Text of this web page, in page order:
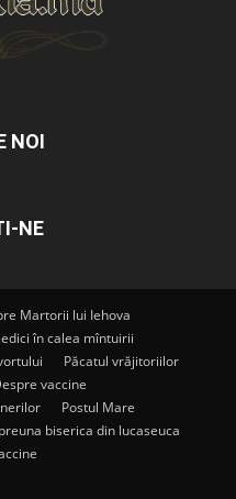
NOI
NE
Martorii lui Iehova
în calea mîntuirii
Păcatul vrăjitoriilor
vaccine
Postul Mare
biserica din lucaseuca